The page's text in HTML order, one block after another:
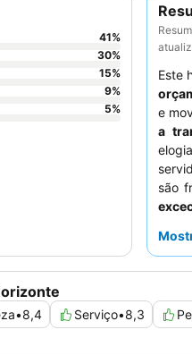
Este
e
a
são
•8,4 Serviço•8,3
41%
30%
15%
9%
5%